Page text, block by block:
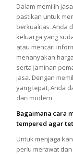
Dalam memilih
pastikan untuk
berkualitas. Anda
keluarga yang
atau mencari
menanyakan
serta jaminan
jasa. Dengan
yang tepat, Anda
dan modern.
Bagaimana cara
tempered agar
Untuk menjaga
perlu merawat